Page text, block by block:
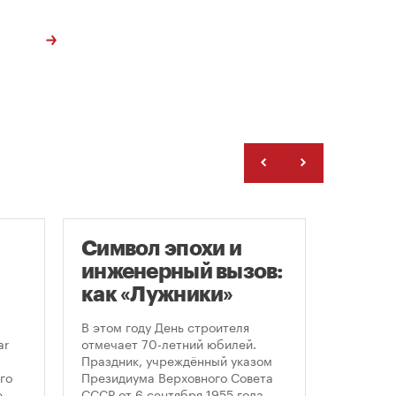
Символ эпохи и
инженерный вызов:
как «Лужники»
Дня строителя
В этом году День строителя
отмечает 70-летний юбилей.
Праздник, учреждённый указом
Президиума Верховного Совета